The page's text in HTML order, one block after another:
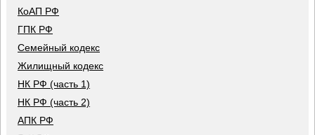
КоАП РФ
ГПК РФ
Семейный кодекс
Жилищный кодекс
НК РФ (часть 1)
НК РФ (часть 2)
АПК РФ